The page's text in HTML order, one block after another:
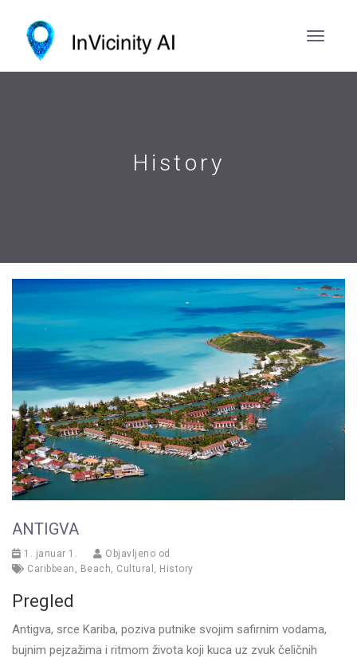
History
ANTIGVA
1. januar 1.
Objavljeno od
Caribbean , Beach, Cultural , History
Pregled
Antigva, srce Kariba, poziva putnike svojim safirnim vodama,
bujnim pejzažima i ritmom života koji kuca uz zvuk čeličnih